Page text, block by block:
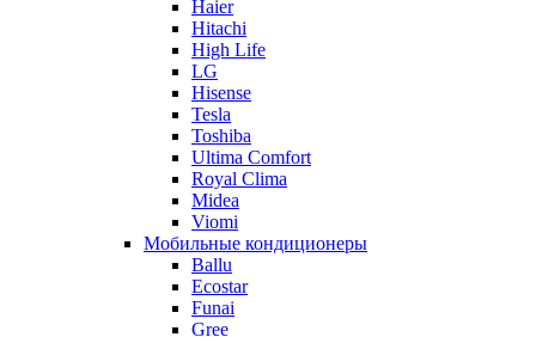
Haier
Hitachi
High Life
LG
Hisense
Tesla
Toshiba
Ultima Comfort
Royal Clima
Midea
Viomi
Мобильные кондиционеры
Ballu
Ecostar
Funai
Gree